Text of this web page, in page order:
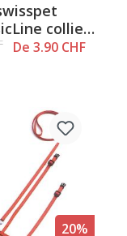
collier
chats Tapi
De 3.90 CHF
20%